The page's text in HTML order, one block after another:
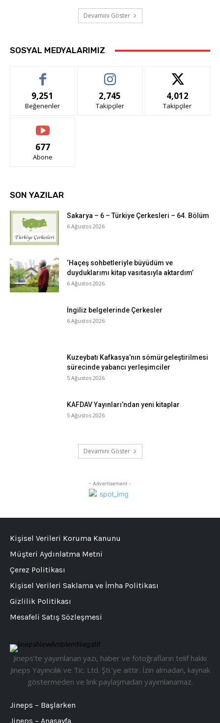
Devamını Göster
SOSYAL MEDYALARIMIZ
9,251
Beğenenler
2,745
Takipçiler
4,012
Takipçiler
677
Abone
SON YAZILAR
Sakarya – 6 – Türkiye Çerkesleri – 64. Bölüm
6 Ağustos 2026
‘Haçeş sohbetleriyle büyüdüm ve
duyduklarımı kitap vasıtasıyla aktardım’
6 Ağustos 2026
İngiliz belgelerinde Çerkesler
6 Ağustos 2026
Kuzeybatı Kafkasya’nın sömürgeleştirilmesi
sürecinde yabancı yerleşimciler
5 Ağustos 2026
KAFDAV Yayınları’ndan yeni kitaplar
5 Ağustos 2026
Devamını Göster
- Advertisement -
Jineps’te yayımlanan yazı, haber ve fotoğrafların telif hakkı
Jineps Yayıncılık ve Tic. Ltd. Şti.’ye aittir. İzin almadan, kaynak
göstermeden ve link paylaşmadan yayımlanamaz.
Jineps – Başlarken
Jineps – Anasayfa
Kişisel Verileri Koruma Kanunu
Müşteri Aydınlatma Metni
Çerez Politikası
Kişisel Verileri Saklama ve İmha Politikası
Gizlilik Politikası
Mesafeli Satış Sözleşmesi